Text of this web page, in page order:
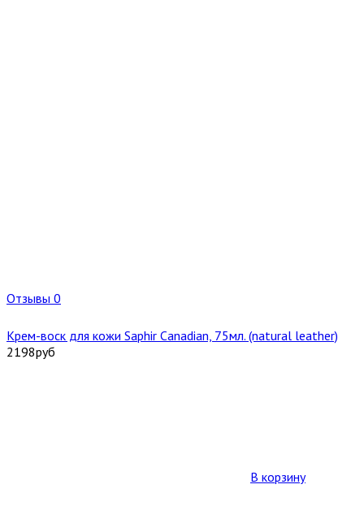
Отзывы 0
Крем-воск для кожи Saphir Canadian, 75мл. (natural leather)
2198руб
В корзину